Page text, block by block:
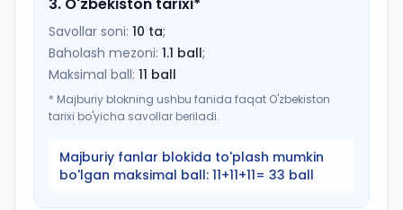
Savollar soni: 10 ta;
Baholash mezoni: 1.1 ball;
Maksimal ball: 11 ball
* Majburiy blokning ushbu fanida faqat O'zbekiston
tarixi bo'yicha savollar beriladi.
Majburiy fanlar blokida to'plash mumkin
bo'lgan maksimal ball: 11+11+11= 33 ball